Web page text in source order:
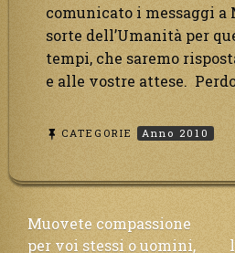
comunicato i messaggi a
sorte dell’Umanità per
tempi, che saremo
e alle vostre attese.
CATEGORIE Anno 2010
Navigazione
Muovete compassione
per voi stessi o uomini,